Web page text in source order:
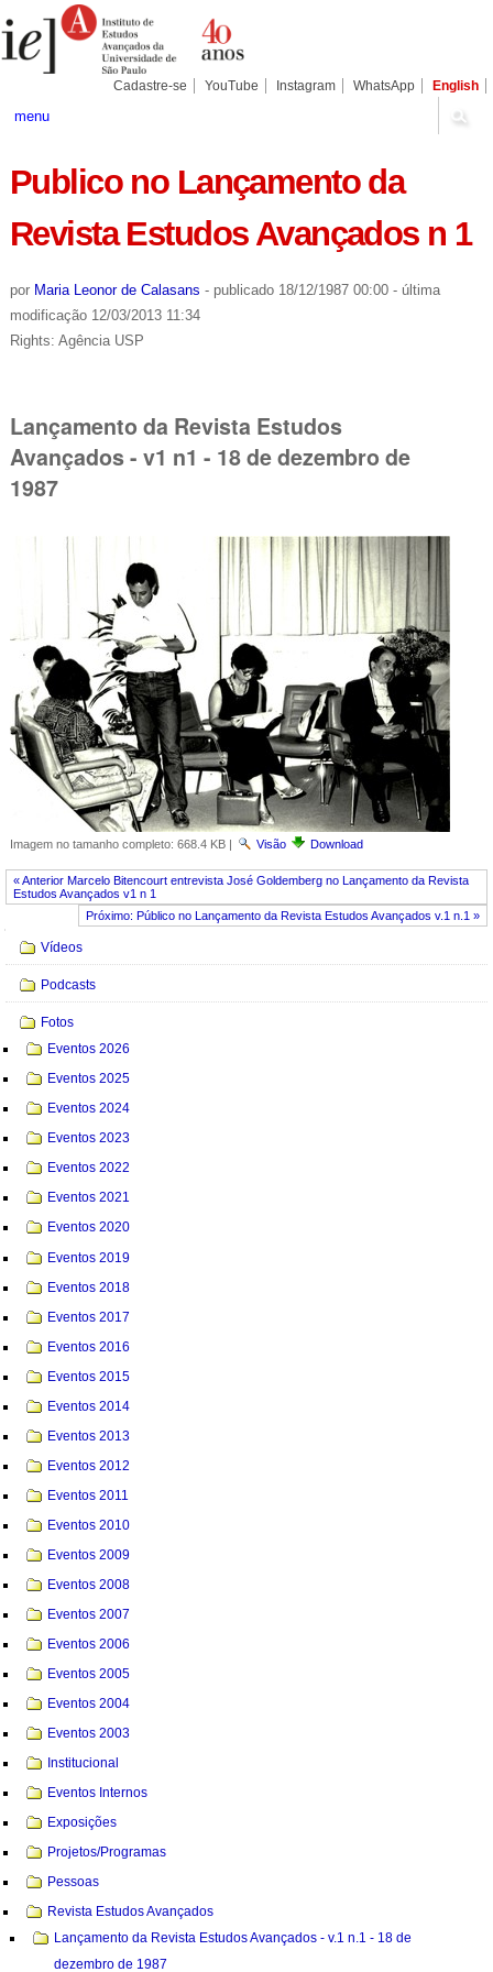
para
conteúdo.
Pessoais
Cadastre-se YouTube Instagram WhatsApp English
menu
Publico no Lançamento da
Revista Estudos Avançados n 1
por Maria Leonor de Calasans - publicado18/12/1987 00:00 - última
modificação12/03/2013 11:34
Rights: Agência USP
Lançamento da Revista Estudos
Avançados - v1 n1 - 18 de dezembro de
1987
Imagem no tamanho completo: 668.4 KB| Visão Download
« Anterior Marcelo Bitencourt entrevista José Goldemberg no Lançamento da Revista
Estudos Avançados v1 n 1
Próximo: Público no Lançamento da Revista Estudos Avançados v.1 n.1 »
Vídeos
Podcasts
Fotos
Eventos 2026
Eventos 2025
Eventos 2024
Eventos 2023
Eventos 2022
Eventos 2021
Eventos 2020
Eventos 2019
Eventos 2018
Eventos 2017
Eventos 2016
Eventos 2015
Eventos 2014
Eventos 2013
Eventos 2012
Eventos 2011
Eventos 2010
Eventos 2009
Eventos 2008
Eventos 2007
Eventos 2006
Eventos 2005
Eventos 2004
Eventos 2003
Institucional
Eventos Internos
Exposições
Projetos/Programas
Pessoas
Revista Estudos Avançados
Lançamento da Revista Estudos Avançados - v.1 n.1 - 18 de
dezembro de 1987